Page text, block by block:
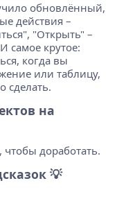
обновлённый,
действия –
"Открыть" –
самое крутое:
когда вы
или таблицу,
сделать.
на
доработать.
💡